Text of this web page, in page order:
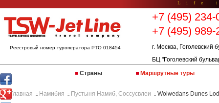
Life
Реестровый номер туроператора РТО 018454
+7 (495) 234-
+7 (495) 989-
г. Москва, Гоголевский
БЦ "Гоголевский
Страны
Маршрутные туры
Главная :: Намибия :: Пустыня Намиб, Соссусвлеи :: Wolwedans Dunes